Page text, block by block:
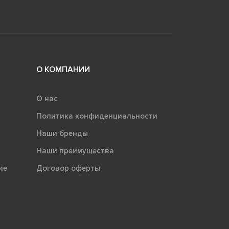
О КОМПАНИИ
О нас
Политика конфиденциальности
Наши бренды
Наши преимущества
Договор оферты